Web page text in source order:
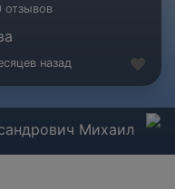
отзывов
назад
Михаил